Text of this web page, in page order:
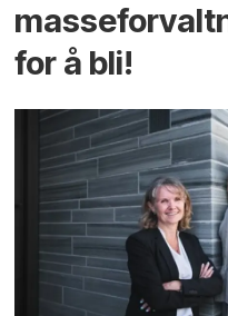
for å bli!